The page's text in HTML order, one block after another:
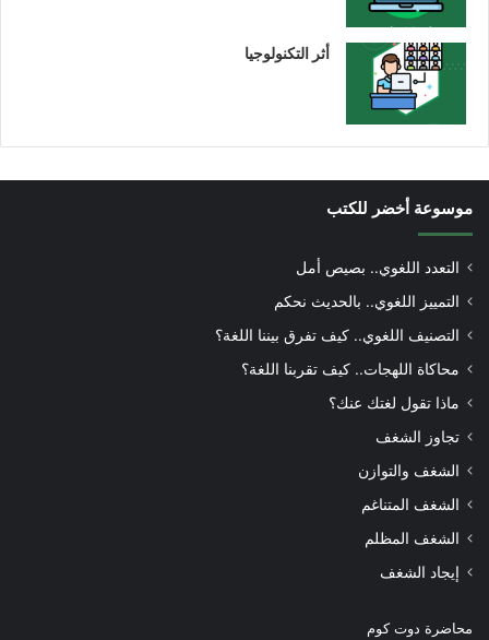
أثر التكنولوجيا
موسوعة أخضر للكتب
التعدد اللغوي.. بصيص أمل
التمييز اللغوي.. بالحديث نحكم
التصنيف اللغوي.. كيف تفرق بيننا اللغة؟
محاكاة اللهجات.. كيف تقربنا اللغة؟
ماذا تقول لغتك عنك؟
تجاوز الشغف
الشغف والتوازن
الشغف المتناغم
الشغف المظلم
إيجاد الشغف
محاضرة دوت كوم